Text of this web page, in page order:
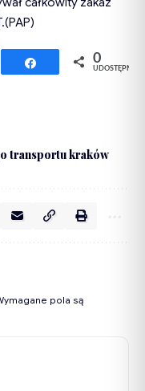
Udostępnij
0
UDOSTĘPNIEŃ
transportu kraków
pola są